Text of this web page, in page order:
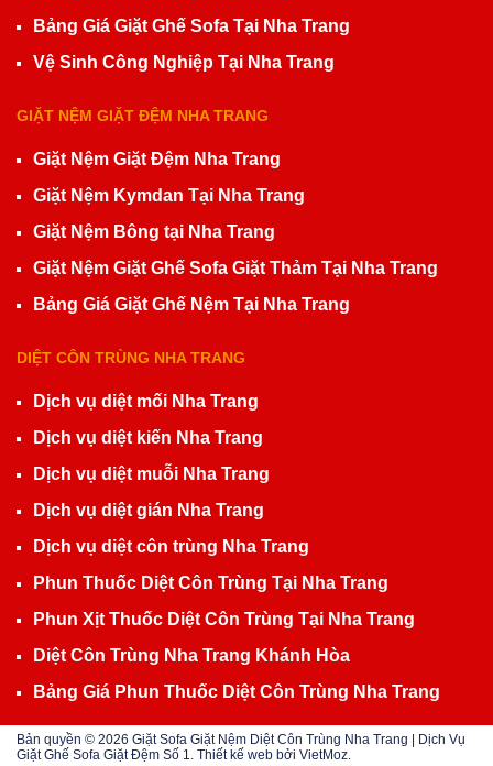
Bảng Giá Giặt Ghế Sofa Tại Nha Trang
Vệ Sinh Công Nghiệp Tại Nha Trang
GIẶT NỆM GIẶT ĐỆM NHA TRANG
Giặt Nệm Giặt Đệm Nha Trang
Giặt Nệm Kymdan Tại Nha Trang
Giặt Nệm Bông tại Nha Trang
Giặt Nệm Giặt Ghế Sofa Giặt Thảm Tại Nha Trang
Bảng Giá Giặt Ghế Nệm Tại Nha Trang
DIỆT CÔN TRÙNG NHA TRANG
Dịch vụ diệt mối Nha Trang
Dịch vụ diệt kiến Nha Trang
Dịch vụ diệt muỗi Nha Trang
Dịch vụ diệt gián Nha Trang
Dịch vụ diệt côn trùng Nha Trang
Phun Thuốc Diệt Côn Trùng Tại Nha Trang
Phun Xịt Thuốc Diệt Côn Trùng Tại Nha Trang
Diệt Côn Trùng Nha Trang Khánh Hòa
Bảng Giá Phun Thuốc Diệt Côn Trùng Nha Trang
Bản quyền © 2026 Giặt Sofa Giặt Nệm Diệt Côn Trùng Nha Trang | Dịch Vụ
Giặt Ghế Sofa Giặt Đệm Số 1. Thiết kế web bởi VietMoz.